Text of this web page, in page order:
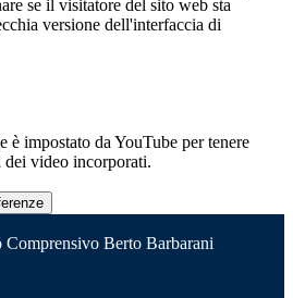
se il visitatore del sito web sta
versione dell'interfaccia di
è impostato da YouTube per tenere
video incorporati.
Comprensivo Berto Barbarani